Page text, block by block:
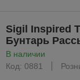
Sigil Inspired
Бунтарь
В наличии
Код: 0881